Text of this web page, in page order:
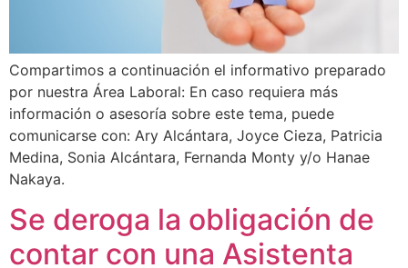
Compartimos a continuación el informativo preparado
por nuestra Área Laboral: En caso requiera más
información o asesoría sobre este tema, puede
comunicarse con: Ary Alcántara, Joyce Cieza, Patricia
Medina, Sonia Alcántara, Fernanda Monty y/o Hanae
Nakaya.
Se deroga la obligación de
contar con una Asistenta